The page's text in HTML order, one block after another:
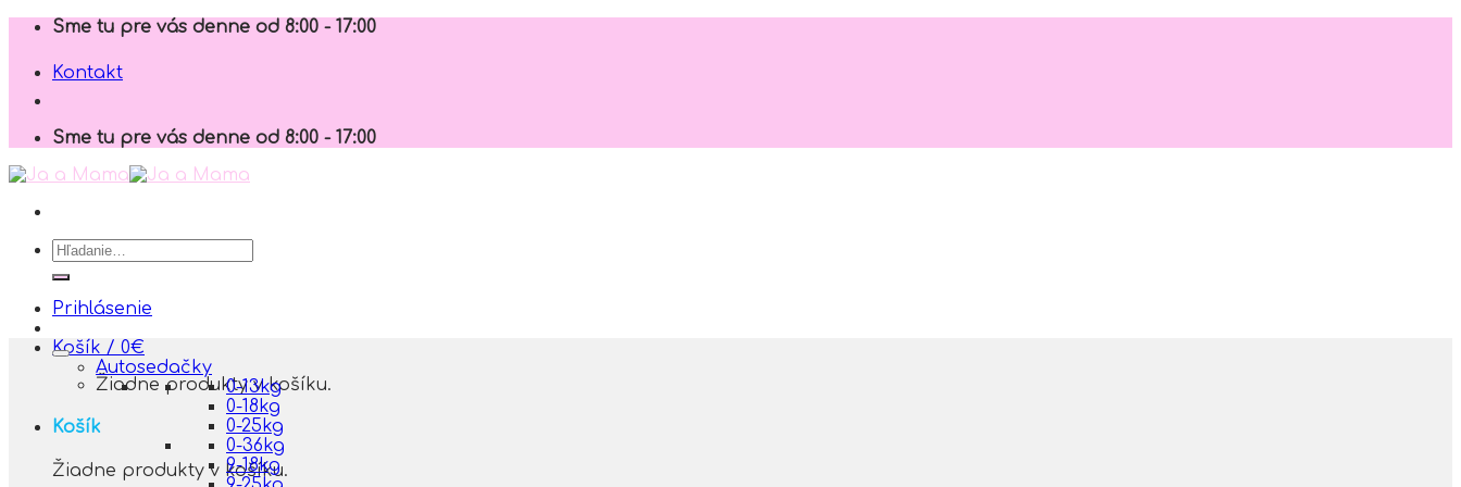
Skip
content
Sme tu pre vás denne od 8:00 - 17:00
Kontakt
Sme tu pre vás denne od 8:00 - 17:00
Hľadať:
Prihlásenie
Košík / 0€
Žiadne produkty v košíku.
Košík
Žiadne produkty v košíku.
Autosedačky
0-13kg
0-18kg
0-25kg
0-36kg
9-18kg